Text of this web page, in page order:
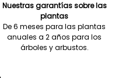
Nuestras garantías sobre las
plantas
De 6 meses para las plantas
anuales a 2 años para los
árboles y arbustos.